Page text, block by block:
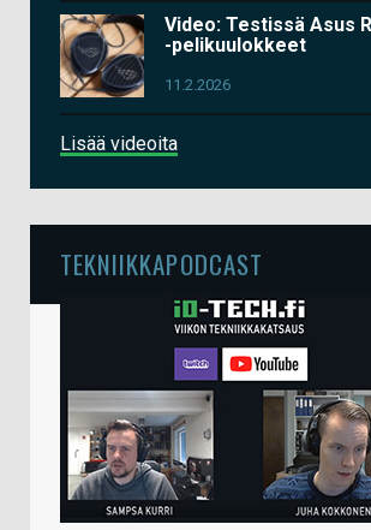
Video: Testissä Asus
-pelikuulokkeet
11.2.2026
Lisää videoita
TEKNIIKKAPODCAST